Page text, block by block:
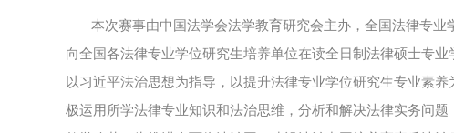
本次赛事由中国法学会法学教育研究会主办，全国法律专
向全国各法律专业学位研究生培养单位在读全日制法律硕士专
以习近平法治思想为指导，以提升法律专业学位研究生专业素
极运用所学法律专业知识和法治思维，分析和解决法律实务问